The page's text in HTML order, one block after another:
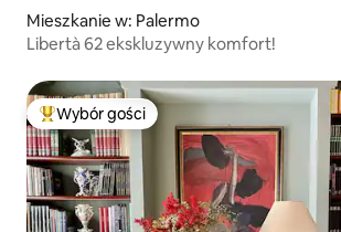
Mieszkanie w: Palermo
Libertà 62 ekskluzywny komfort!
Najpopularniejsze z kategorii Wybór gości
Wybór gości